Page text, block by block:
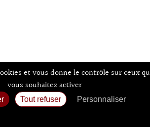
et vous donne le contrôle sur ceux
vous souhaitez activer
Tout refuser
Personnaliser